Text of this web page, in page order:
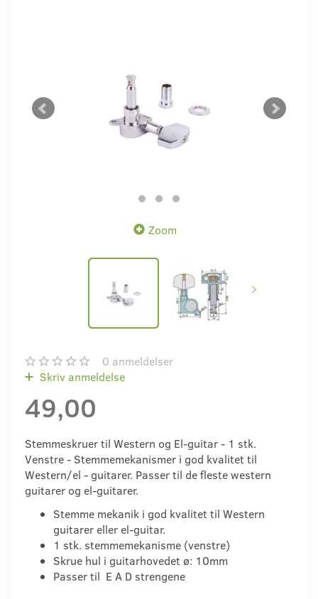
Zoom
0 anmeldelser
Skriv anmeldelse
49,00
Stemmeskruer til Western og El-guitar - 1 stk.
Venstre - Stemmemekanismer i god kvalitet til
Western/el - guitarer. Passer til de fleste western
guitarer og el-guitarer.
Stemme mekanik i god kvalitet til Western
guitarer eller el-guitar.
1 stk. stemmemekanisme (venstre)
Skrue hul i guitarhovedet ø: 10mm
Passer til E A D strengene